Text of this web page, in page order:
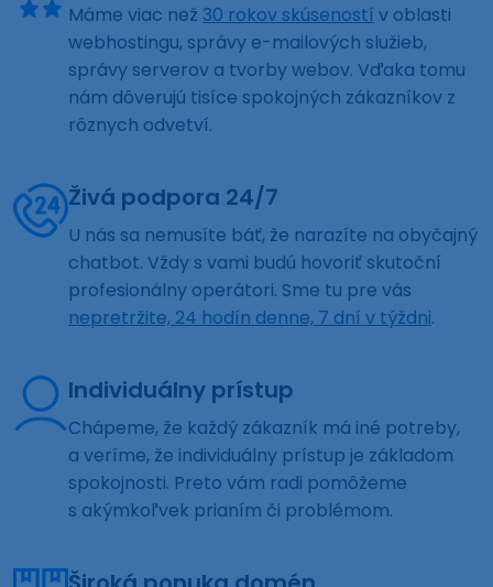
Máme viac než 30 rokov skúseností v oblasti
webhostingu, správy e-mailových služieb,
správy serverov a tvorby webov. Vďaka tomu
nám dôverujú tisíce spokojných zákazníkov z
rôznych odvetví.
Živá podpora 24/7
U nás sa nemusíte báť, že narazíte na obyčajný
chatbot. Vždy s vami budú hovoriť skutoční
profesionálny operátori. Sme tu pre vás
nepretržite, 24 hodín denne, 7 dní v týždni.
Individuálny prístup
Chápeme, že každý zákazník má iné potreby,
a veríme, že individuálny prístup je základom
spokojnosti. Preto vám radi pomôžeme
s akýmkoľvek prianím či problémom.